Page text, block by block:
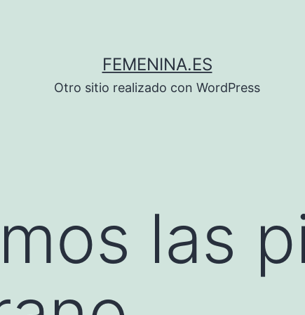
FEMENINA.ES
Otro sitio realizado con WordPress
las